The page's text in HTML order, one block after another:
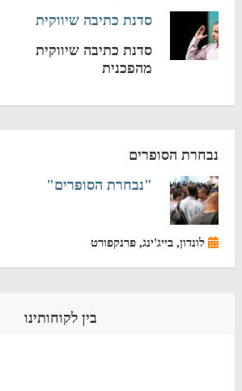
סדנת כתיבה שיווקית
סדנת כתיבה שיווקית
מהפכנית
נבחרת הסופרים
"נבחרת הסופרים"
לונדון, בייג'ינג, פרנקפורט
בין לקוחותינו